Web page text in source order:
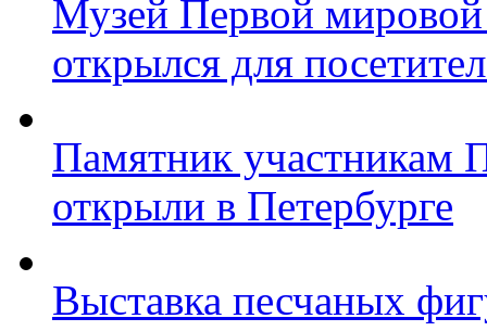
Музей Первой
открылся для
Памятник участникам
открыли в Петербурге
Выставка песчаных